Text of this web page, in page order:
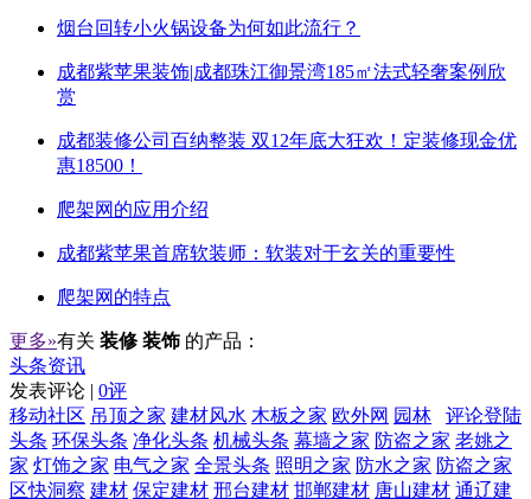
烟台回转小火锅设备为何如此流行？
成都紫苹果装饰|成都珠江御景湾185㎡法式轻奢案例欣
赏
成都装修公司百纳整装 双12年底大狂欢！定装修现金优
惠18500！
爬架网的应用介绍
成都紫苹果首席软装师：软装对于玄关的重要性
爬架网的特点
更多»有关 装修 装饰 的产品：
头条资讯
发表评论 | 0评
评论登陆
移动社区 吊顶之家 建材风水 木板之家 欧外网 园林
头条 环保头条 净化头条 机械头条 幕墙之家 防盗之家 老姚之
家 灯饰之家 电气之家 全景头条 照明之家 防水之家 防盗之家
区快洞察 建材 保定建材 邢台建材 邯郸建材 唐山建材 通辽建